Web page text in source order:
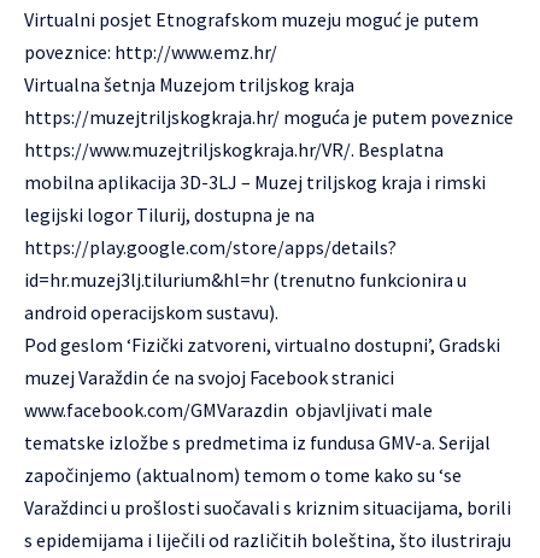
Virtualni posjet Etnografskom muzeju moguć je putem
poveznice: http://www.emz.hr/
Virtualna šetnja Muzejom triljskog kraja
https://muzejtriljskogkraja.hr/ moguća je putem poveznice
https://www.muzejtriljskogkraja.hr/VR/. Besplatna
mobilna aplikacija 3D-3LJ – Muzej triljskog kraja i rimski
legijski logor Tilurij, dostupna je na
https://play.google.com/store/apps/details?
id=hr.muzej3lj.tilurium&hl=hr (trenutno funkcionira u
android operacijskom sustavu).
Pod geslom ‘Fizički zatvoreni, virtualno dostupni’, Gradski
muzej Varaždin će na svojoj Facebook stranici
www.facebook.com/GMVarazdin objavljivati male
tematske izložbe s predmetima iz fundusa GMV-a. Serijal
započinjemo (aktualnom) temom o tome kako su ‘se
Varaždinci u prošlosti suočavali s kriznim situacijama, borili
s epidemijama i liječili od različitih boleština, što ilustriraju